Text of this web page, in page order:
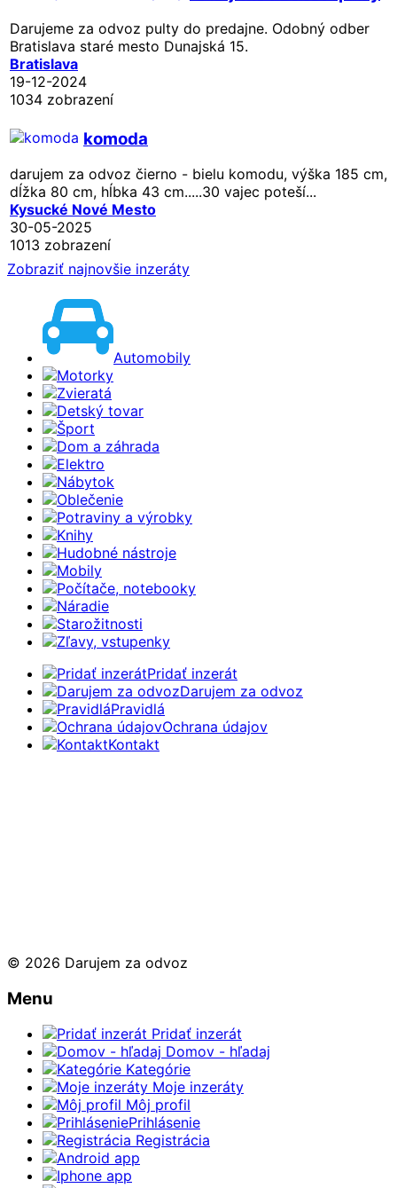
Darujeme za odvoz pulty do predajne. Odobný odber
Bratislava staré mesto Dunajská 15.
Bratislava
19-12-2024
1034 zobrazení
komoda
darujem za odvoz čierno - bielu komodu, výška 185 cm,
dĺžka 80 cm, hĺbka 43 cm.....30 vajec poteší...
Kysucké Nové Mesto
30-05-2025
1013 zobrazení
Zobraziť najnovšie inzeráty
Automobily
Motorky
Zvieratá
Detský tovar
Šport
Dom a záhrada
Elektro
Nábytok
Oblečenie
Potraviny a výrobky
Knihy
Hudobné nástroje
Mobily
Počítače, notebooky
Náradie
Starožitnosti
Zľavy, vstupenky
Pridať inzerát
Darujem za odvoz
Pravidlá
Ochrana údajov
Kontakt
© 2026 Darujem za odvoz
Menu
Pridať inzerát
Domov - hľadaj
Kategórie
Moje inzeráty
Môj profil
Prihlásenie
Registrácia